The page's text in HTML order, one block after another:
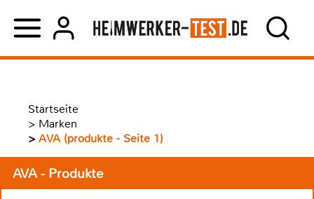
Startseite
> Marken
> AVA (produkte - Seite 1)
AVA - Produkte